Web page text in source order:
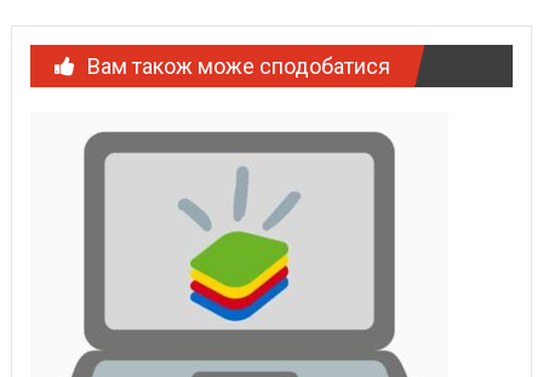
Вам також може сподобатися